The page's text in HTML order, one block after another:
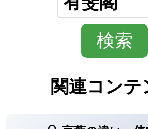
関連コンテ